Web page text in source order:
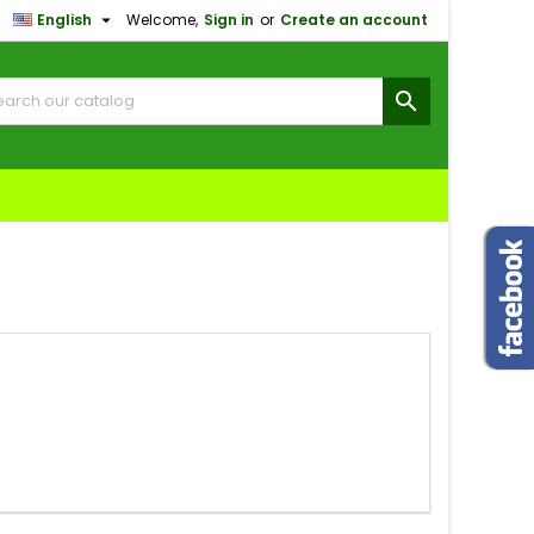
Welcome, Sign in or Create an account
English 
